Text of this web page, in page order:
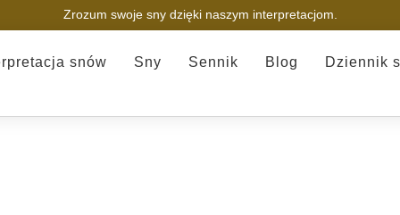
Zrozum swoje sny dzięki naszym interpretacjom.
snów Sny Sennik Blog Dziennik